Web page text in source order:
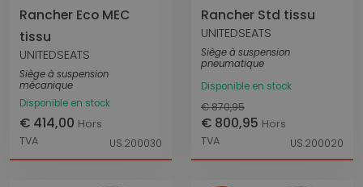
Rancher Eco MEC
tissu
UNITEDSEATS
Siège à suspension
mécanique
Disponible en stock
€ 414,00 Hors
TVA
US.200030
Rancher Std tissu
UNITEDSEATS
Siège à suspension
pneumatique
Disponible en stock
€ 870,95
€ 800,95 Hors
TVA
US.200020